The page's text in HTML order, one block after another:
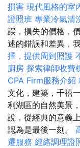
損害 現代風格的室
證照班 專業冷氣清
誤，損失的價格，
述的錯誤和差異，
擇，提供周到照護
廚房 探索律師收費
CPA Firm服務介紹
文化，建築，千禧
利湖區的自然美景
說，從經典的意義
認為是最後一刻。
遷服務 經絡調理證